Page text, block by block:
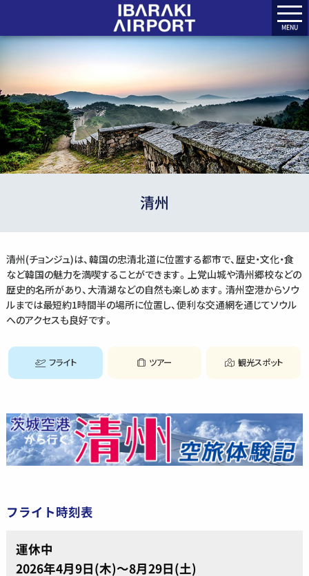
MENU
清州
清州(チョンジュ)は、韓国の忠清北道に位置する都市で、歴史・文化・食
など韓国の魅力を満喫することができます。上党山城や清州郷校などの
歴史的名所があり、大清湖などの自然も楽しめます。清州空港からソウ
ルまでは最短約1時間半の場所に位置し、便利な交通網を通じてソウル
へのアクセスも良好です。
フライト ツアー 観光スポット
フライト時刻表
運休中
2026年4月9日(木)～8月29日(土)